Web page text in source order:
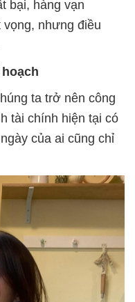
bại, hàng vạn
vọng, nhưng điều
ta trở nên công
tài chính hiện tại có
của ai cũng chỉ